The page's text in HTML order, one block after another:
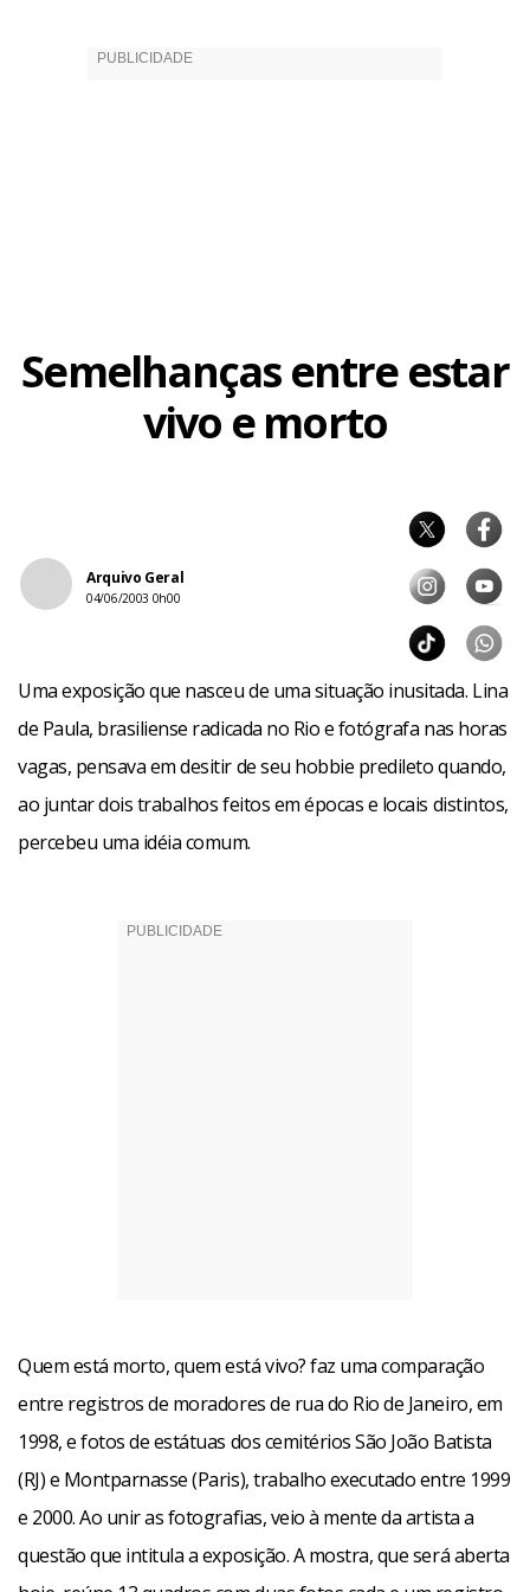
Facebook
WhatsApp
LinkedIn
Twitter
X Telegram
Share
Semelhanças entre estar
vivo e morto
Arquivo Geral
04/06/2003 0h00
Uma exposição que nasceu de uma situação inusitada. Lina
de Paula, brasiliense radicada no Rio e fotógrafa nas horas
vagas, pensava em desitir de seu hobbie predileto quando,
ao juntar dois trabalhos feitos em épocas e locais distintos,
percebeu uma idéia comum.
Quem está morto, quem está vivo? faz uma comparação
entre registros de moradores de rua do Rio de Janeiro, em
1998, e fotos de estátuas dos cemitérios São João Batista
(RJ) e Montparnasse (Paris), trabalho executado entre 1999
e 2000. Ao unir as fotografias, veio à mente da artista a
questão que intitula a exposição. A mostra, que será aberta